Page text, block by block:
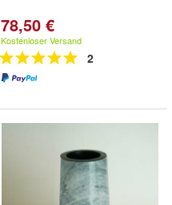
78,50 €
Kostenloser Versand
2